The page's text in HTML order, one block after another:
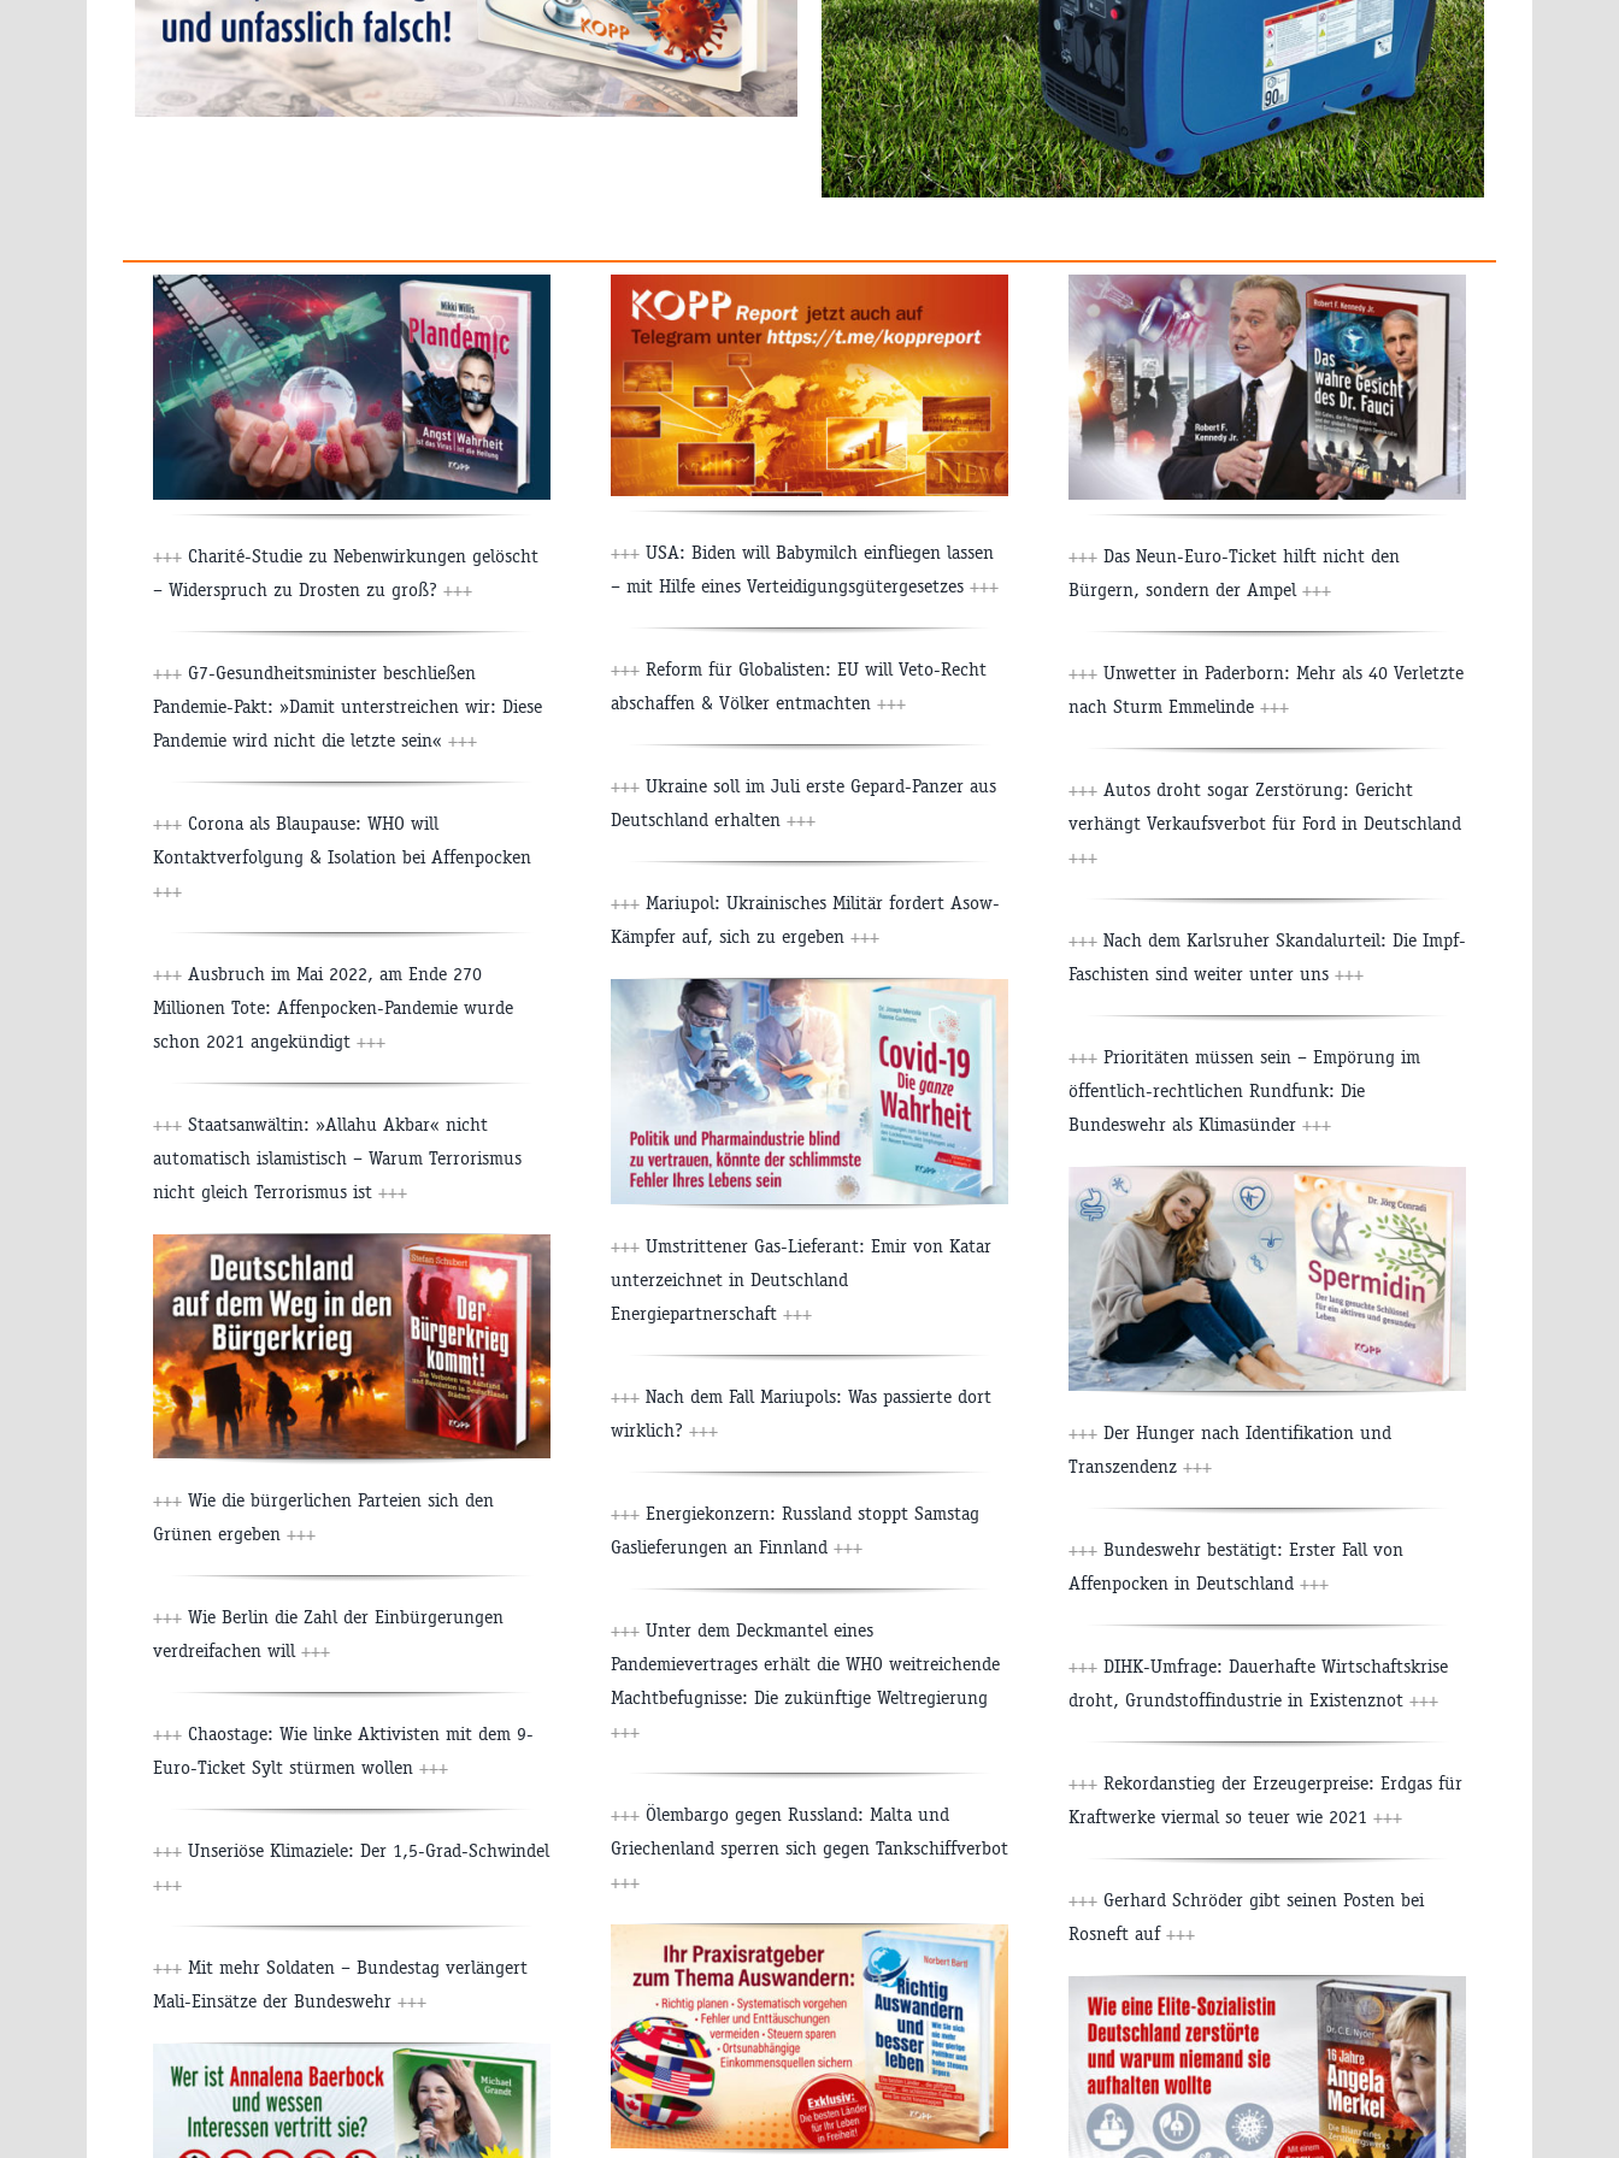
+++ Charité-Studie zu Nebenwirkungen gelöscht
– Widerspruch zu Drosten zu groß? +++
+++ G7-Gesundheitsminister beschließen
Pandemie-Pakt: »Damit unterstreichen wir: Diese
Pandemie wird nicht die letzte sein« +++
+++ Corona als Blaupause: WHO will
Kontaktverfolgung & Isolation bei Affenpocken
+++
+++ Ausbruch im Mai 2022, am Ende 270
Millionen Tote: Affenpocken-Pandemie wurde
schon 2021 angekündigt +++
+++ Staatsanwältin: »Allahu Akbar« nicht
automatisch islamistisch – Warum Terrorismus
nicht gleich Terrorismus ist +++
+++ Wie die bürgerlichen Parteien sich den
Grünen ergeben +++
+++ Wie Berlin die Zahl der Einbürgerungen
verdreifachen will +++
+++ Chaostage: Wie linke Aktivisten mit dem 9-
Euro-Ticket Sylt stürmen wollen +++
+++ Unseriöse Klimaziele: Der 1,5-Grad-Schwindel
+++
+++ Mit mehr Soldaten – Bundestag verlängert
Mali-Einsätze der Bundeswehr +++
+++ USA: Biden will Babymilch einfliegen lassen
– mit Hilfe eines Verteidigungsgütergesetzes +++
+++ Reform für Globalisten: EU will Veto-Recht
abschaffen & Völker entmachten +++
+++ Ukraine soll im Juli erste Gepard-Panzer aus
Deutschland erhalten +++
+++ Mariupol: Ukrainisches Militär fordert Asow-
Kämpfer auf, sich zu ergeben +++
+++ Umstrittener Gas-Lieferant: Emir von Katar
unterzeichnet in Deutschland
Energiepartnerschaft +++
+++ Nach dem Fall Mariupols: Was passierte dort
wirklich? +++
+++ Energiekonzern: Russland stoppt Samstag
Gaslieferungen an Finnland +++
+++ Unter dem Deckmantel eines
Pandemievertrages erhält die WHO weitreichende
Machtbefugnisse: Die zukünftige Weltregierung
+++
+++ Ölembargo gegen Russland: Malta und
Griechenland sperren sich gegen Tankschiffverbot
+++
+++ Das Neun-Euro-Ticket hilft nicht den
Bürgern, sondern der Ampel +++
+++ Unwetter in Paderborn: Mehr als 40 Verletzte
nach Sturm Emmelinde +++
+++ Autos droht sogar Zerstörung: Gericht
verhängt Verkaufsverbot für Ford in Deutschland
+++
+++ Nach dem Karlsruher Skandalurteil: Die Impf-
Faschisten sind weiter unter uns +++
+++ Prioritäten müssen sein – Empörung im
öffentlich-rechtlichen Rundfunk: Die
Bundeswehr als Klimasünder +++
+++ Der Hunger nach Identifikation und
Transzendenz +++
+++ Bundeswehr bestätigt: Erster Fall von
Affenpocken in Deutschland +++
+++ DIHK-Umfrage: Dauerhafte Wirtschaftskrise
droht, Grundstoffindustrie in Existenznot +++
+++ Rekordanstieg der Erzeugerpreise: Erdgas für
Kraftwerke viermal so teuer wie 2021 +++
+++ Gerhard Schröder gibt seinen Posten bei
Rosneft auf +++